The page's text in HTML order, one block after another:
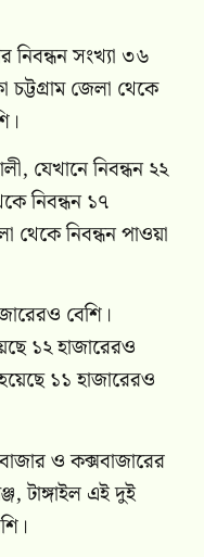
নিবন্ধন সংখ্যা ৩৬
চট্টগ্রাম জেলা থেকে
যেখানে নিবন্ধন ২২
নিবন্ধন ১৭
থেকে নিবন্ধন পাওয়া
বেশি।
১২ হাজারেরও
১১ হাজারেরও
ও কক্সবাজারের
টাঙ্গাইল এই দুই